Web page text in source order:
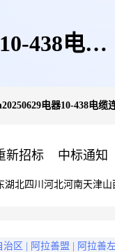
438电缆
电器10-438电缆
新招标 中标通知
湖北四川 河北河南天津山
治区 阿拉善盟 阿拉善